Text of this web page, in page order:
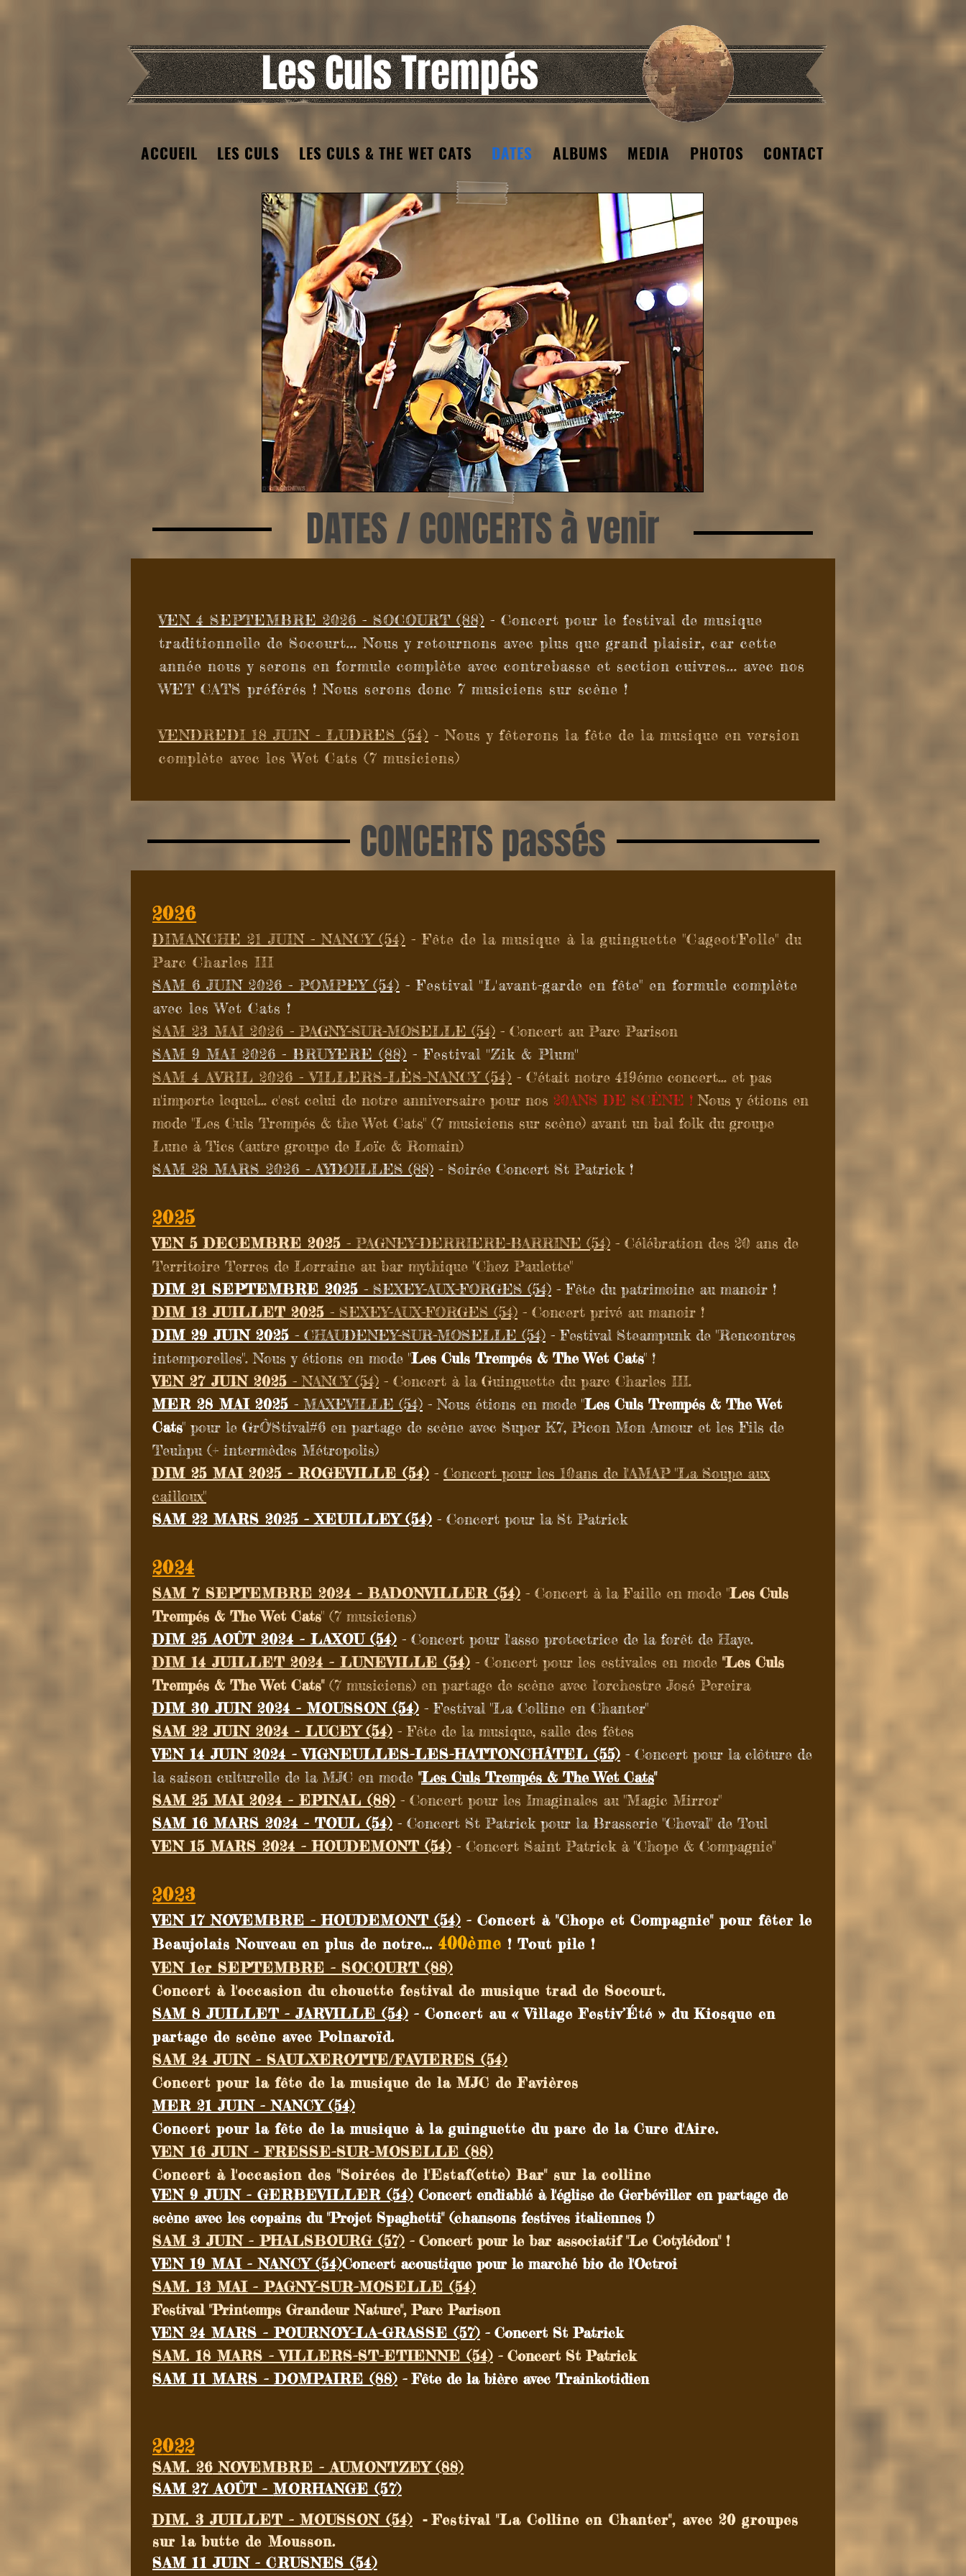
Les Culs Trempés
ACCUEIL LES CULS LES CULS & THE WET CATS DATES ALBUMS MEDIA PHOTOS CONTACT
DATES / CONCERTS à venir
VEN 4 SEPTEMBRE 2026 - SOCOURT (88) - Concert pour le festival de musique
traditionnelle de Socourt... Nous y retournons avec plus que grand plaisir, car cette
année nous y serons en formule complète avec contrebasse et section cuivres... avec nos
WET CATS préférés ! Nous serons donc 7 musiciens sur scène !
VENDREDI 18 JUIN - LUDRES (54) - Nous y fêterons la fête de la musique en version
complète avec les Wet Cats (7 musiciens)
CONCERTS passés
2026
DIMANCHE 21 JUIN - NANCY (54) - Fête de la musique à la guinguette "Cageot'Folle" du
Parc Charles III
SAM 6 JUIN 2026 - POMPEY (54) - Festival ''L'avant-garde en fête" en formule complète
avec les Wet Cats !
SAM 23 MAI 2026 - PAGNY-SUR-MOSELLE (54) - Concert au Parc Parison
SAM 9 MAI 2026 - BRUYERE (88) - Festival ''Zik & Plum''
SAM 4 AVRIL 2026 - VILLERS-LÈS-NANCY (54) - C'était notre 419éme concert... et pas
n'importe lequel... c'est celui de notre anniversaire pour nos 20ANS DE SCÈNE ! Nous y étions en
mode "Les Culs Trempés & the Wet Cats" (7 musiciens sur scène) avant un bal folk du groupe
Lune à Tics (autre groupe de Loïc & Romain)
SAM 28 MARS 2026 - AYDOILLES (88) - Soirée Concert St Patrick !
2025
VEN 5 DECEMBRE 2025 - PAGNEY-DERRIERE-BARRINE (54) - Célébration des 20 ans de
Territoire Terres de Lorraine au bar mythique "Chez Paulette"
DIM 21 SEPTEMBRE 2025 - SEXEY-AUX-FORGES (54) - Fête du patrimoine au manoir !
DIM 13 JUILLET 2025 - SEXEY-AUX-FORGES (54) - Concert privé au manoir !
DIM 29 JUIN 2025 - CHAUDENEY-SUR-MOSELLE (54) - Festival Steampunk de "Rencontres
intemporelles". Nous y étions en mode "Les Culs Trempés & The Wet Cats" !
VEN 27 JUIN 2025 - NANCY (54) - Concert à la Guinguette du parc Charles III.
MER 28 MAI 2025 - MAXEVILLE (54) - Nous étions en mode "Les Culs Trempés & The Wet
Cats" pour le GrÔ'Stival#6 en partage de scène avec Super K7, Picon Mon Amour et les Fils de
Teuhpu (+ intermèdes Métropolis)
DIM 25 MAI 2025 - ROGEVILLE (54) - Concert pour les 10ans de l'AMAP "La Soupe aux
cailloux"
SAM 22 MARS 2025 - XEUILLEY (54) - Concert pour la St Patrick
2024
SAM 7 SEPTEMBRE 2024 - BADONVILLER (54) - Concert à la Faille en mode "Les Culs
Trempés & The Wet Cats" (7 musiciens)
DIM 25 AOÛT 2024 - LAXOU (54) - Concert pour l'asso protectrice de la forêt de Haye.
DIM 14 JUILLET 2024 - LUNEVILLE (54) - Concert pour les estivales en mode "Les Culs
Trempés & The Wet Cats"(7 musiciens) en partage de scène avec l'orchestre José Pereira
DIM 30 JUIN 2024 - MOUSSON (54) - Festival "La Colline en Chanter"
SAM 22 JUIN 2024 - LUCEY (54) - Fête de la musique, salle des fêtes
VEN 14 JUIN 2024 - VIGNEULLES-LES-HATTONCHÂTEL (55) - Concert pour la clôture de
la saison culturelle de la MJC en mode "Les Culs Trempés & The Wet Cats"
SAM 25 MAI 2024 - EPINAL (88) - Concert pour les Imaginales au "Magic Mirror"
SAM 16 MARS 2024 - TOUL (54) - Concert St Patrick pour la Brasserie "Cheval" de Toul
VEN 15 MARS 2024 - HOUDEMONT (54) - Concert Saint Patrick à "Chope & Compagnie"
2023
VEN 17 NOVEMBRE - HOUDEMONT (54) - Concert à "Chope et Compagnie" pour fêter le
Beaujolais Nouveau en plus de notre... 400ème ! Tout pile !
VEN1er SEPTEMBRE - SOCOURT (88)
Concert à l'occasion du chouette festival de musique trad de Socourt.
SAM 8 JUILLET - JARVILLE (54) - Concert au « Village Festiv’Été » du Kiosque en
partage de scène avec Polnaroïd.
SAM 24 JUIN - SAULXEROTTE/FAVIERES (54)
Concert pour la fête de la musique de la MJC de Favières
MER 21 JUIN - NANCY (54)
Concert pour la fête de la musique à la guinguette du parc de la Cure d'Aire.
VEN 16 JUIN - FRESSE-SUR-MOSELLE (88)
Concert à l'occasion des "Soirées de l'Estaf(ette) Bar" sur la colline
VEN 9 JUIN - GERBEVILLER (54) Concert endiablé à l'église de Gerbéviller en partage de
scène avec les copains du "Projet Spaghetti" (chansons festives italiennes !)
SAM 3 JUIN - PHALSBOURG (57) - Concert pour le bar associatif "Le Cotylédon" !
VEN 19 MAI - NANCY (54)Concert acoustique pour le marché bio de l'Octroi
SAM. 13 MAI - PAGNY-SUR-MOSELLE (54)
Festival "Printemps Grandeur Nature", Parc Parison
VEN 24 MARS - POURNOY-LA-GRASSE (57) - Concert St Patrick
SAM. 18 MARS - VILLERS-ST-ETIENNE (54) - Concert St Patrick
SAM 11 MARS - DOMPAIRE (88) - Fête de la bière avec Trainkotidien
2022
SAM. 26NOVEMBRE - AUMONTZEY (88)
SAM27 AOÛT -MORHANGE (57)
DIM. 3 JUILLET - MOUSSON (54) -Festival "La Colline en Chanter", avec 20 groupes
sur la butte de Mousson.
SAM 11 JUIN - CRUSNES (54)